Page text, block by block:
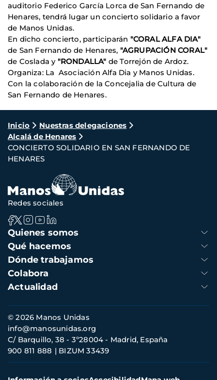
auditorio Federico García Lorca de San Fernando de
Henares, tendrá lugar un concierto solidario a favor
de Manos Unidas.
En dicho concierto, participarán "CORAL ALFA DIA"
de San Fernando de Henares, "AGRUPACIÓN CORAL"
de Coslada y "RONDALLA" de Torrejón de Ardoz.
Organiza: La Asociación Alfa Dia y Manos Unidas.
Con la colaboración de la Concejalia de Cultura de
San Fernando de Henares.
Ruta
de
navegación
Inicio
Nuestras delegaciones
Alcalá de Henares
CONCIERTO SOLIDARIO EN SAN FERNANDO DE
HENARES
Navegación
principal
Quienes somos
Qué hacemos
Dónde trabajamos
Colabora
Actualidad
Redes sociales
Información
de
contacto
© 2026 Manos Unidas
C/ Barquillo, 38 - 3º28004 - Madrid, España
900 811 888
BIZUM 33439
info@manosunidas.org